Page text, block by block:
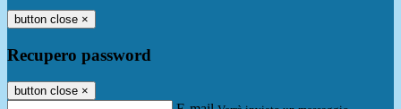
button close ×
Recupero password
button close ×